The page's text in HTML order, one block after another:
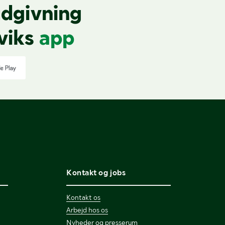
behov. Ønsker du at afgive et bud, men har ikke
. Vi hjælper med hele salgsprocessen og
app
Kontakt og jobs
Kontakt os
Arbejd hos os
Nyheder og presserum